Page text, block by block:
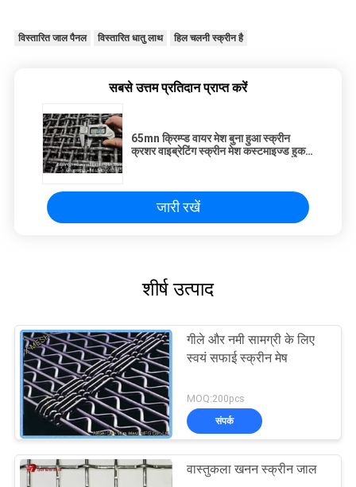
विस्तारित जाल पैनल विस्तारित धातु लाथ हिल चलनी स्क्रीन है
सबसे उत्तम प्रतिदान प्राप्त करें
65mn क्रिम्प्ड वायर मेश बुना हुआ स्क्रीन
क्रशर वाइब्रेटिंग स्क्रीन मेश कस्टमाइज्ड हुक
जारी रखें
शीर्ष उत्पाद
गीले और नमी सामग्री के लिए
स्वयं सफाई स्क्रीन मेष
MOQ:200pcs
संपर्क
वास्तुकला खनन स्क्रीन जाल